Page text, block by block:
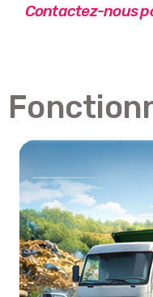
Contactez-nous